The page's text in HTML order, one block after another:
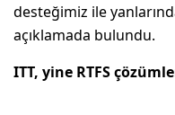
desteğimiz ile
açıklamada bulundu.
ITT, yine RTFS